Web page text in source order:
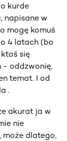
kurde
napisane w
mogę komuś
4 latach (bo
się
- oddzwonię,
temat. I od
.
akurat ja w
nie
może dlatego,